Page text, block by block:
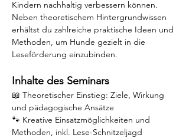
Kindern nachhaltig verbessern können.
Neben theoretischem Hintergrundwissen
erhältst du zahlreiche praktische Ideen und
Methoden, um Hunde gezielt in die
Leseförderung einzubinden.
Inhalte des Seminars
​​📖 Theoretischer Einstieg: Ziele, Wirkung
und pädagogische Ansätze
🐾 Kreative Einsatzmöglichkeiten und
Methoden, inkl. Lese-Schnitzeljagd